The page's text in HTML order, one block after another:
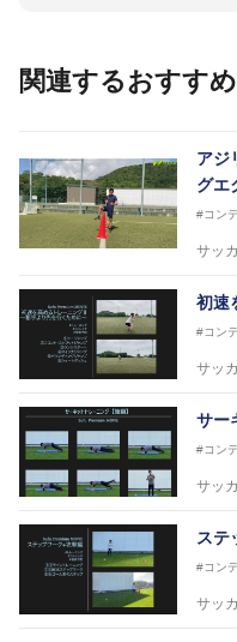
世代のサッ
を派遣して
さらには講
に講師を派
「一人一人
として掲げ
からサポー
生きと」生
ている。
関連するおすす
アジ
グエ
#コン
サッ
初速
#コン
サッ
サー
#コン
サッ
ステ
#コン
サッ